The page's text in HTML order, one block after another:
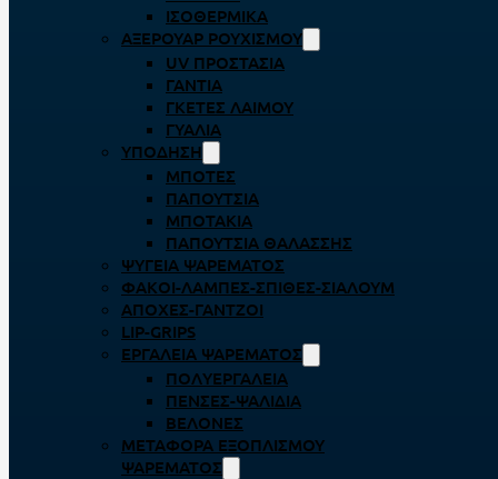
ΙΣΟΘΕΡΜΙΚΆ
ΑΞΕΡΟΥΆΡ ΡΟΥΧΙΣΜΟΎ
UV ΠΡΟΣΤΑΣΊΑ
ΓΆΝΤΙΑ
ΓΚΈΤΕΣ ΛΑΊΜΟΥ
ΓΥΑΛΙΆ
ΥΠΌΔΗΣΗ
ΜΠΌΤΕΣ
ΠΑΠΟΎΤΣΙΑ
ΜΠΟΤΆΚΙΑ
ΠΑΠΟΎΤΣΙΑ ΘΑΛΆΣΣΗΣ
ΨΥΓΕΊΑ ΨΑΡΈΜΑΤΟΣ
ΦΑΚΟΊ-ΛΆΜΠΕΣ-ΣΠΊΘΕΣ-ΣΊΑΛΟΥΜ
ΑΠΌΧΕΣ-ΓΆΝΤΖΟΙ
LIP-GRIPS
EΡΓΑΛΕΊΑ ΨΑΡΈΜΑΤΟΣ
ΠΟΛΥΕΡΓΑΛΕΊΑ
ΠΈΝΣΕΣ-ΨΑΛΊΔΙΑ
ΒΕΛΌΝΕΣ
ΜΕΤΑΦΟΡΆ ΕΞΟΠΛΙΣΜΟΎ
ΨΑΡΈΜΑΤΟΣ